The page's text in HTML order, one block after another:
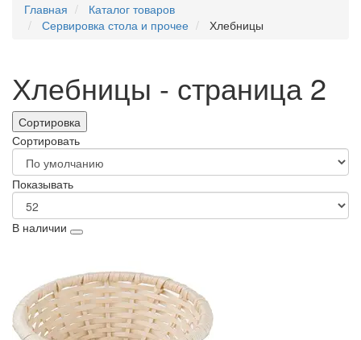
Главная
Каталог товаров
Сервировка стола и прочее
Хлебницы
Хлебницы - страница 2
Сортировка
Сортировать
Показывать
В наличии